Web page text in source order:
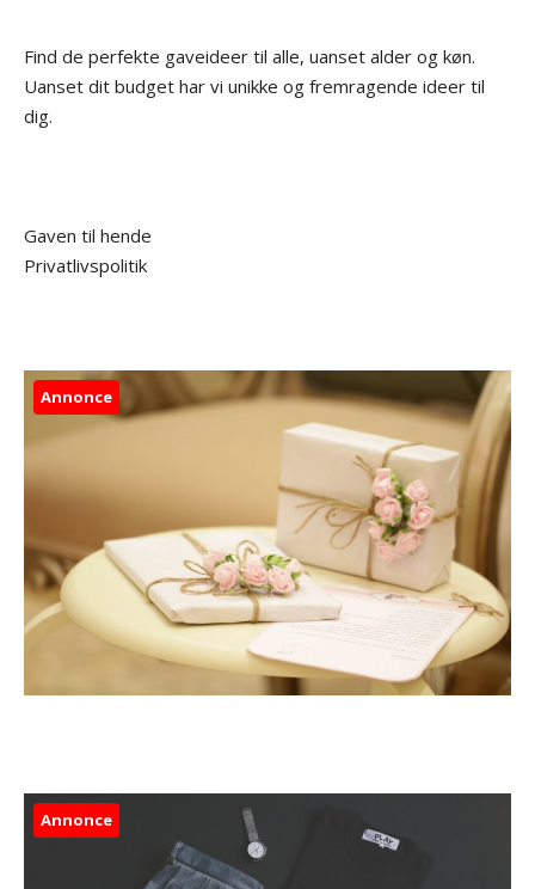
Find de perfekte gaveideer til alle, uanset alder og køn.
Uanset dit budget har vi unikke og fremragende ideer til
dig.
Gaven til hende
Privatlivspolitik
Annonce
Annonce